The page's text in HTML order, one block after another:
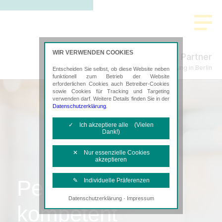
Küpper & Partner
Steuerberatung in Berlin
Persönlich,
kompetent
WIR VERWENDEN COOKIES
Entscheiden Sie selbst, ob diese Website neben
funktionell zum Betrieb der Website
erforderlichen Cookies auch Betreiber-Cookies
sowie Cookies für Tracking und Targeting
verwenden darf. Weitere Details finden Sie in der
Datenschutzerklärung
✓ Ich akzeptiere alle (Vielen
Dank!)
✕ Nur essenzielle Cookies
akzeptieren
✎ Individuelle Präferenzen
Notwendige Cookies
Diese Cookies sind erforderlich, um die
Datenschutzerklärung· Impressum